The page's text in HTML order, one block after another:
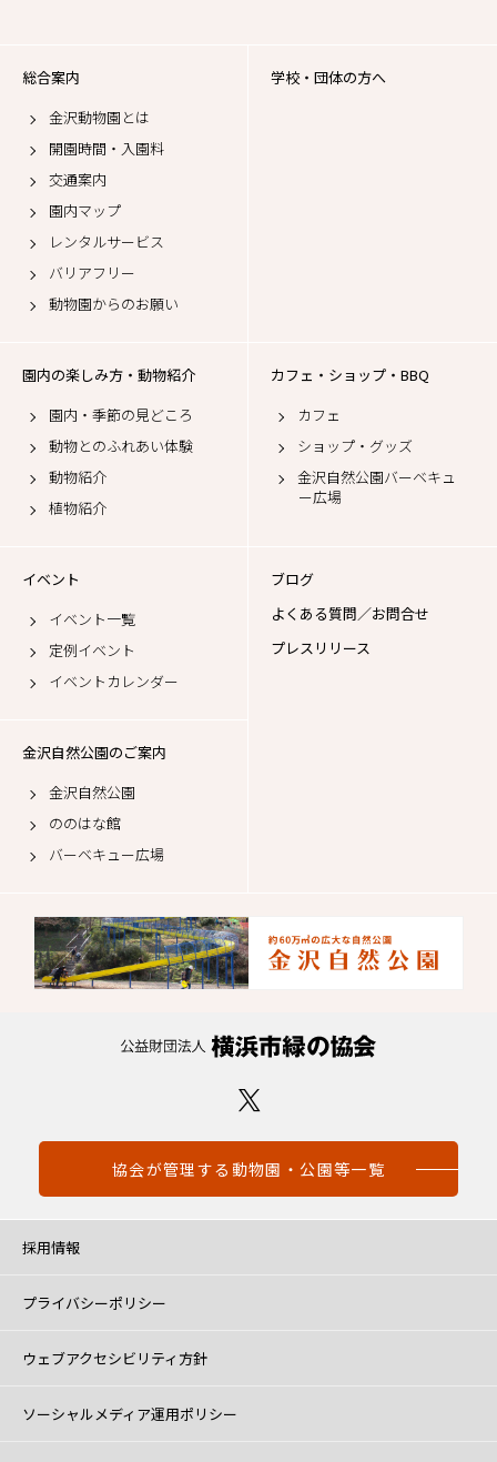
総合案内
金沢動物園とは
開園時間・入園料
交通案内
園内マップ
レンタルサービス
バリアフリー
動物園からのお願い
学校・団体の方へ
園内の楽しみ方・動物紹介
園内・季節の見どころ
動物とのふれあい体験
動物紹介
植物紹介
カフェ・ショップ・BBQ
カフェ
ショップ・グッズ
金沢自然公園バーベキュ
ー広場
イベント
イベント一覧
定例イベント
イベントカレンダー
ブログ
よくある質問／お問合せ
プレスリリース
金沢自然公園のご案内
金沢自然公園
ののはな館
バーベキュー広場
協会が管理する動物園・公園等一覧
採用情報
プライバシーポリシー
ウェブアクセシビリティ方針
ソーシャルメディア運用ポリシー